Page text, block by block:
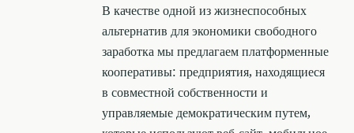
В качестве одной из жизнеспособных
альтернатив для экономики свободного
заработка мы предлагаем платформенные
кооперативы: предприятия, находящиеся
в совместной собственности и
управляемые демократическим путем,